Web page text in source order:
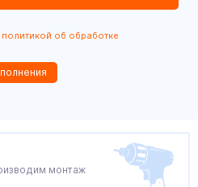
политикой об обработке
монтаж